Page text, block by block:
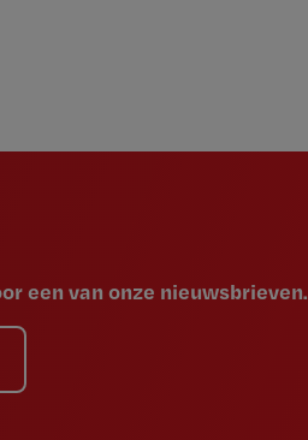
een van onze nieuwsbrieven.